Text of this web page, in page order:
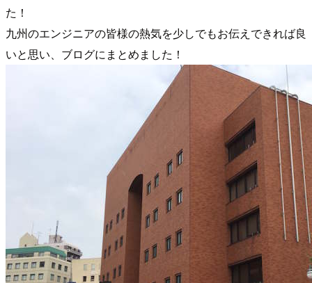
た！
九州のエンジニアの皆様の熱気を少しでもお伝えできれば良
いと思い、ブログにまとめました！